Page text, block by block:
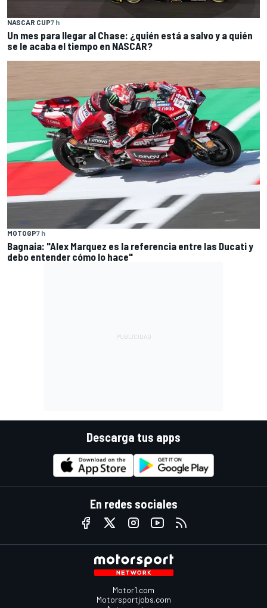
NASCAR CUP7 h
Un mes para llegar al Chase: ¿quién está a salvo y a quién
se le acaba el tiempo en NASCAR?
MOTOGP7 h
Bagnaia: "Alex Marquez es la referencia entre las Ducati y
debo entender cómo lo hace"
Descarga tus apps
En redes sociales
Motor1.com
Motorsportjobs.com